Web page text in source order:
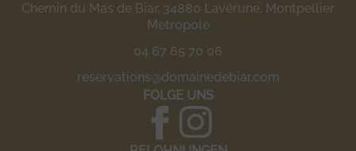
Chemin du Mas de Biar, 34880 Lavérune, Montpellier
Metropole
04 67 65 70 06
reservations@domainedebiar.com
FOLGE UNS